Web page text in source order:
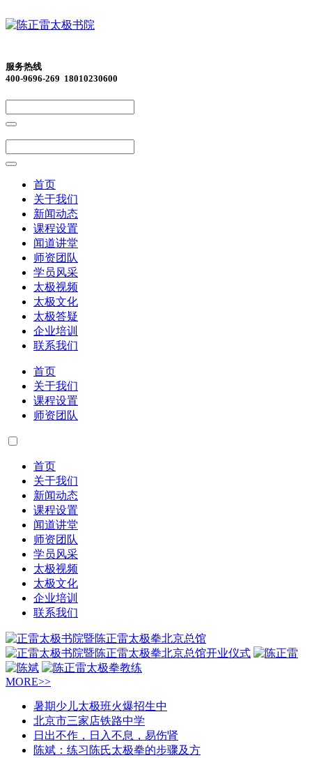
服务热线
400-9696-269 18010230600
首页
关于我们
新闻动态
课程设置
闻道讲堂
师资团队
学员风采
太极视频
太极文化
太极答疑
企业培训
联系我们
首页
关于我们
课程设置
师资团队
首页
关于我们
新闻动态
课程设置
闻道讲堂
师资团队
学员风采
太极视频
太极文化
企业培训
联系我们
MORE>>
暑期少儿太极班火爆招生中
北京市三家店铁路中学
日出不作，日入不息，易伤肾
陈斌：练习陈氏太极拳的步骤及方